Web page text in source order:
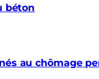
béton
au chômage